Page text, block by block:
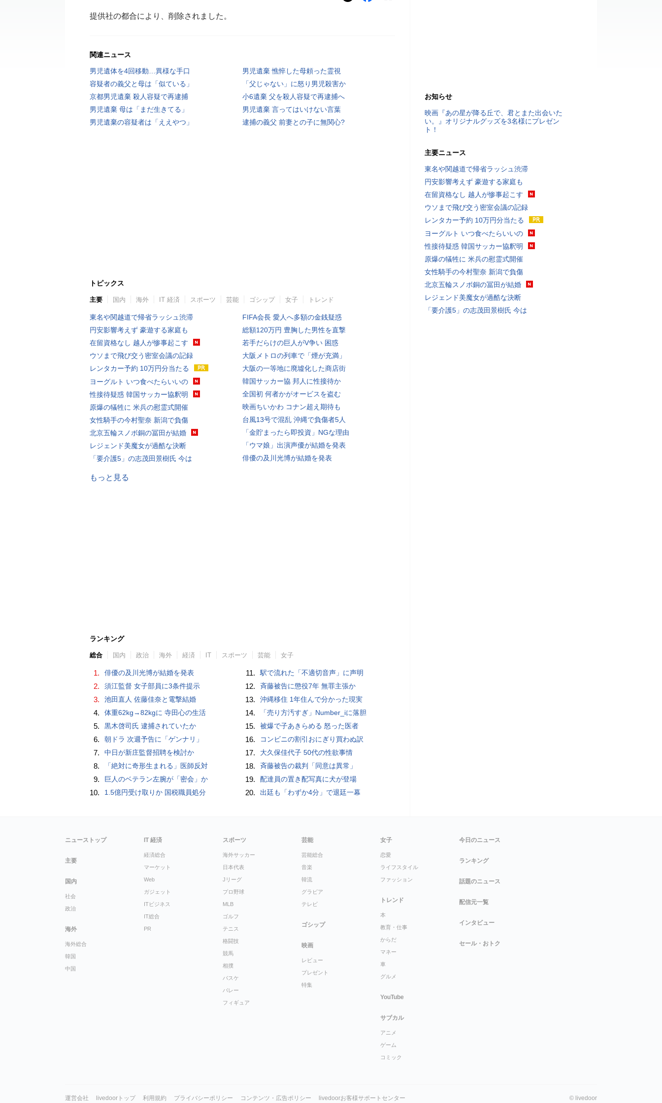
提供社の都合により、削除されました。
関連ニュース
男児遺体を4回移動…異様な手口
男児遺棄 憔悴した母頼った霊視
容疑者の義父と母は「似ている」
「父じゃない」に怒り男児殺害か
京都男児遺棄 殺人容疑で再逮捕
小6遺棄 父を殺人容疑で再逮捕へ
男児遺棄 母は「まだ生きてる」
男児遺棄 言ってはいけない言葉
男児遺棄の容疑者は「ええやつ」
逮捕の義父 前妻との子に無関心?
トピックス
主要 国内 海外 IT 経済 スポーツ 芸能 ゴシップ 女子 トレンド
東名や関越道で帰省ラッシュ渋滞
円安影響考えず 豪遊する家庭も
在留資格なし 越人が惨事起こす
ウソまで飛び交う密室会議の記録
レンタカー予約 10万円分当たる
ヨーグルト いつ食べたらいいの
性接待疑惑 韓国サッカー協釈明
原爆の犠牲に 米兵の慰霊式開催
女性騎手の今村聖奈 新潟で負傷
北京五輪スノボ銅の冨田が結婚
レジェンド美魔女が過酷な決断
「要介護5」の志茂田景樹氏 今は
FIFA会長 愛人へ多額の金銭疑惑
総額120万円 豊胸した男性を直撃
若手だらけの巨人がV争い 困惑
大阪メトロの列車で「煙が充満」
大阪の一等地に廃墟化した商店街
韓国サッカー協 邦人に性接待か
全国初 何者かがオービスを盗む
映画ちいかわ コナン超え期待も
台風13号で混乱 沖縄で負傷者5人
「金貯まったら即投資」NGな理由
「ウマ娘」出演声優が結婚を発表
俳優の及川光博が結婚を発表
もっと見る
ランキング
総合 国内 政治 海外 経済 IT スポーツ 芸能 女子
1. 俳優の及川光博が結婚を発表
2. 須江監督 女子部員に3条件提示
3. 池田直人 佐藤佳奈と電撃結婚
4. 体重62kg→82kgに 寺田心の生活
5. 黒木啓司氏 逮捕されていたか
6. 朝ドラ 次週予告に「ゲンナリ」
7. 中日が新庄監督招聘を検討か
8. 「絶対に奇形生まれる」医師反対
9. 巨人のベテラン左腕が「密会」か
10. 1.5億円受け取りか 国税職員処分
11. 駅で流れた「不適切音声」に声明
12. 斉藤被告に懲役7年 無罪主張か
13. 沖縄移住 1年住んで分かった現実
14. 「売り方汚すぎ」Number_iに落胆
15. 被爆で子あきらめる 怒った医者
16. コンビニの割引おにぎり買わぬ訳
17. 大久保佳代子 50代の性欲事情
18. 斉藤被告の裁判「同意は異常」
19. 配達員の置き配写真に犬が登場
20. 出廷も「わずか4分」で退廷一幕
お知らせ
映画『あの星が降る丘で、君とまた出会いた
い。』オリジナルグッズを3名様にプレゼン
ト！
主要ニュース
東名や関越道で帰省ラッシュ渋滞
円安影響考えず 豪遊する家庭も
在留資格なし 越人が惨事起こす
ウソまで飛び交う密室会議の記録
レンタカー予約 10万円分当たる
ヨーグルト いつ食べたらいいの
性接待疑惑 韓国サッカー協釈明
原爆の犠牲に 米兵の慰霊式開催
女性騎手の今村聖奈 新潟で負傷
北京五輪スノボ銅の冨田が結婚
レジェンド美魔女が過酷な決断
「要介護5」の志茂田景樹氏 今は
ニューストップ
主要
国内
社会
政治
海外
海外総合
韓国
中国
IT 経済
経済総合
マーケット
Web
ガジェット
ITビジネス
IT総合
PR
スポーツ
海外サッカー
日本代表
Jリーグ
プロ野球
MLB
ゴルフ
テニス
格闘技
競馬
相撲
バスケ
バレー
フィギュア
芸能
芸能総合
音楽
韓流
グラビア
テレビ
ゴシップ
映画
レビュー
プレゼント
特集
女子
恋愛
ライフスタイル
ファッション
トレンド
本
教育・仕事
からだ
マネー
車
グルメ
YouTube
サブカル
アニメ
ゲーム
コミック
今日のニュース
ランキング
話題のニュース
配信元一覧
インタビュー
セール・おトク
運営会社 livedoorトップ 利用規約 プライバシーポリシー コンテンツ・広告ポリシー livedoorお客様サポートセンター © livedoor